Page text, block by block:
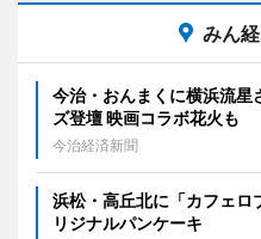
みん
今治・おんまくに横浜流星
ズ登壇 映画コラボ花火も
今治経済新聞
浜松・高丘北に「カフェ
リジナルパンケーキ